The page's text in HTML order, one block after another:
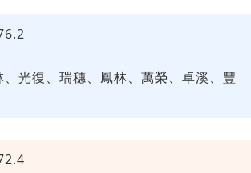
光復、瑞穗、鳳林、萬榮、卓溪、豐